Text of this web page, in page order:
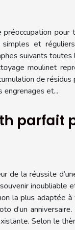
pour
et
suivants
moulinet
de
et...
parfait
de la réussite
inoubliable
la plus adaptée
d’un
Selon le